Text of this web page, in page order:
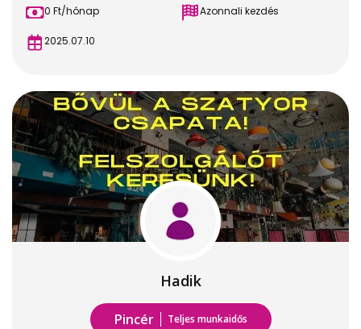
0 Ft/hónap Azonnali kezdés
2025.07.10
Hadik
Pincér Teljes munkaidős